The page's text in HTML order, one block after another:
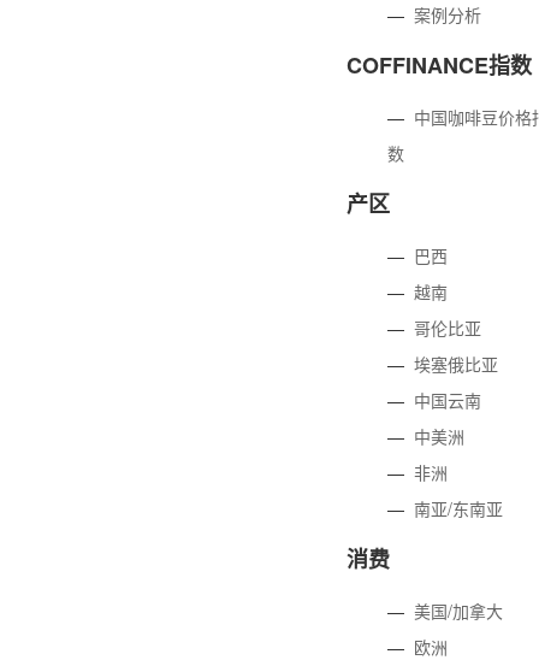
—案例分析
COFFINANCE指数
— 中国咖啡豆价格
数
产区
— 巴西
—越南
—哥伦比亚
—埃塞俄比亚
— 中国云南
— 中美洲
—非洲
—南亚/东南亚
消费
—美国/加拿大
— 欧洲